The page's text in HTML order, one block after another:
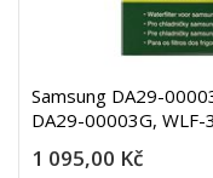
Samsung DA29-
DA29-00003G, WLF-
1 095,00 Kč